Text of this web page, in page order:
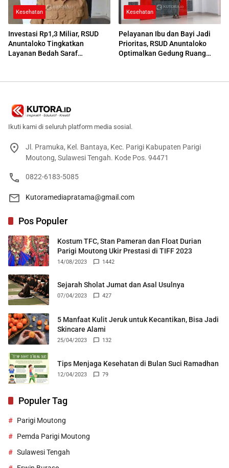
Kesehatan
Investasi Rp1,3 Miliar, RSUD
Anuntaloko Tingkatkan
Layanan Bedah Saraf
Kesehatan
Pelayanan Ibu dan Bayi Jadi
Prioritas, RSUD Anuntaloko
Optimalkan Gedung Ruang
Ikuti kami di seluruh platform media sosial.
Jl. Pramuka, Kel. Bantaya, Kec. Parigi Kabupaten Parigi
Moutong, Sulawesi Tengah. Kode Pos. 94471
0822-6183-5085
Kutoramediapratama@gmail.com
Pos Populer
Kostum TFC, Stan Pameran dan Float Durian
Parigi Moutong Ukir Prestasi di TIFF 2023
14/08/2023 1442
Sejarah Sholat Jumat dan Asal Usulnya
07/04/2023 427
5 Manfaat Kulit Jeruk untuk Kecantikan, Bisa Jadi
Skincare Alami
25/04/2023 132
Tips Menjaga Kesehatan di Bulan Suci Ramadhan
12/04/2023 79
Populer Tag
Parigi Moutong
Pemda Parigi Moutong
Sulawesi Tengah